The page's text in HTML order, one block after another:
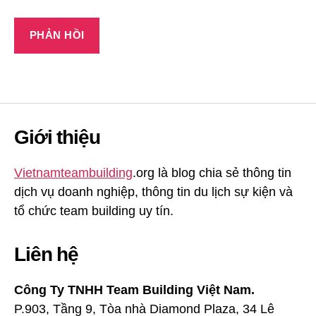
Giới thiệu
Vietnamteambuilding.org là blog chia sẻ thông tin
dịch vụ doanh nghiệp, thông tin du lịch sự kiện và
tổ chức team building uy tín.
Liên hệ
Công Ty TNHH Team Building Việt Nam.
P.903, Tầng 9, Tòa nhà Diamond Plaza, 34 Lê